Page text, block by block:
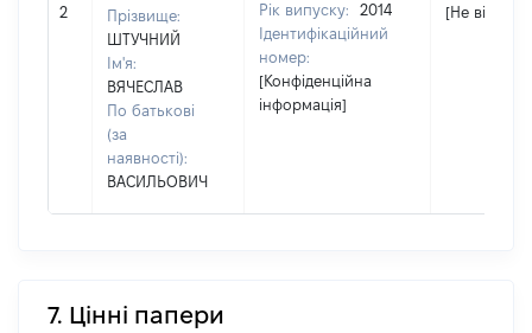
2
Прізвище:
ШТУЧНИЙ
Ім'я:
ВЯЧЕСЛАВ
По батькові
(за
наявності):
ВАСИЛЬОВИЧ
Рік випуску:
2014
Ідентифікаційний
номер:
[Конфіденційна
інформація]
[Не відомо]
7. Цінні папери